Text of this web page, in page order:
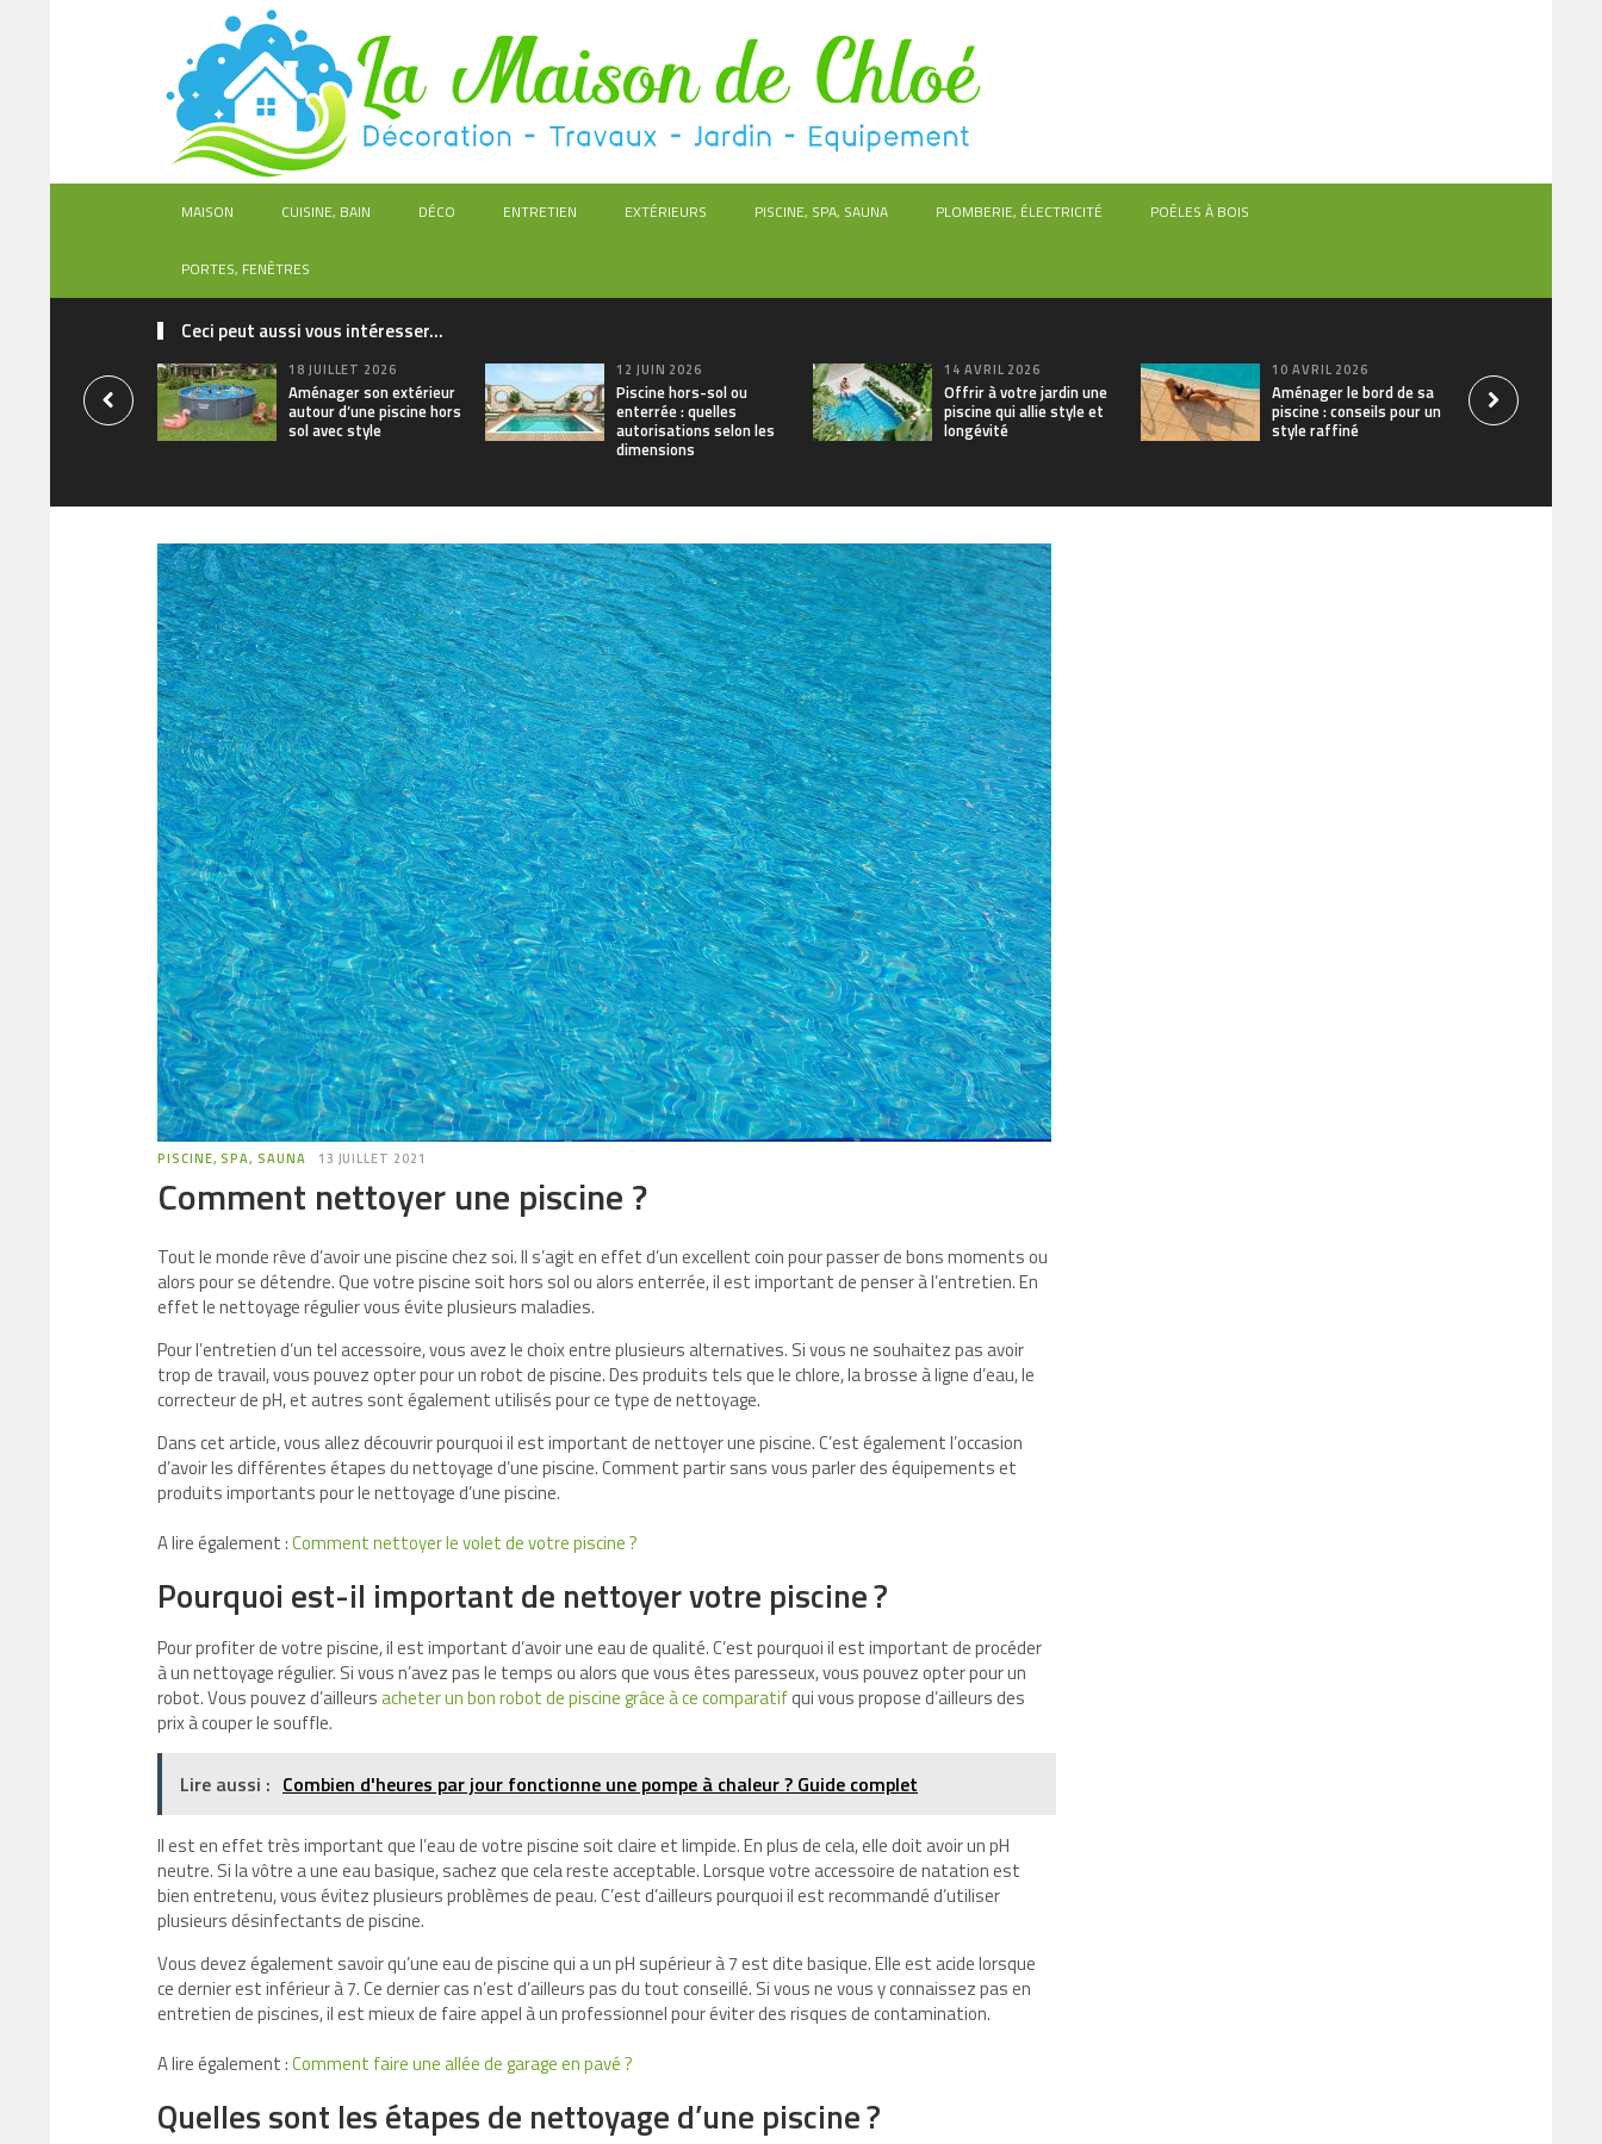
MAISON CUISINE, BAIN DÉCO ENTRETIEN EXTÉRIEURS PISCINE, SPA, SAUNA PLOMBERIE, ÉLECTRICITÉ POÊLES À BOIS
PORTES, FENÊTRES
Ceci peut aussi vous intéresser...
18 JUILLET 2026
Aménager son extérieur
autour d’une piscine hors
sol avec style
12 JUIN 2026
Piscine hors-sol ou
enterrée : quelles
autorisations selon les
dimensions
14 AVRIL 2026
Offrir à votre jardin une
piscine qui allie style et
longévité
10 AVRIL 2026
Aménager le bord de sa
piscine : conseils pour un
style raffiné
PISCINE, SPA, SAUNA 13 JUILLET 2021
Comment nettoyer une piscine ?
Tout le monde rêve d’avoir une piscine chez soi. Il s’agit en effet d’un excellent coin pour passer de bons moments ou
alors pour se détendre. Que votre piscine soit hors sol ou alors enterrée, il est important de penser à l’entretien. En
effet le nettoyage régulier vous évite plusieurs maladies.
Pour l’entretien d’un tel accessoire, vous avez le choix entre plusieurs alternatives. Si vous ne souhaitez pas avoir
trop de travail, vous pouvez opter pour un robot de piscine. Des produits tels que le chlore, la brosse à ligne d’eau, le
correcteur de pH, et autres sont également utilisés pour ce type de nettoyage.
Dans cet article, vous allez découvrir pourquoi il est important de nettoyer une piscine. C’est également l’occasion
d’avoir les différentes étapes du nettoyage d’une piscine. Comment partir sans vous parler des équipements et
produits importants pour le nettoyage d’une piscine.
A lire également :Comment nettoyer le volet de votre piscine ?
Pourquoi est-il important de nettoyer votre piscine ?
Pour profiter de votre piscine, il est important d’avoir une eau de qualité. C’est pourquoi il est important de procéder
à un nettoyage régulier. Si vous n’avez pas le temps ou alors que vous êtes paresseux, vous pouvez opter pour un
robot. Vous pouvez d’ailleursacheter un bon robot de piscine grâce à ce comparatifqui vous propose d’ailleurs des
prix à couper le souffle.
Lire aussi : Combien d'heures par jour fonctionne une pompe à chaleur ? Guide complet
Il est en effet très important que l’eau de votre piscine soit claire et limpide. En plus de cela, elle doit avoir un pH
neutre. Si la vôtre a une eau basique, sachez que cela reste acceptable. Lorsque votre accessoire de natation est
bien entretenu, vous évitez plusieurs problèmes de peau. C’est d’ailleurs pourquoi il est recommandé d’utiliser
plusieurs désinfectants de piscine.
Vous devez également savoir qu’une eau de piscine qui a un pH supérieur à 7 est dite basique. Elle est acide lorsque
ce dernier est inférieur à 7. Ce dernier cas n’est d’ailleurs pas du tout conseillé. Si vous ne vous y connaissez pas en
entretien de piscines, il est mieux de faire appel à un professionnel pour éviter des risques de contamination.
A lire également :Comment faire une allée de garage en pavé ?
Quelles sont les étapes de nettoyage d’une piscine ?